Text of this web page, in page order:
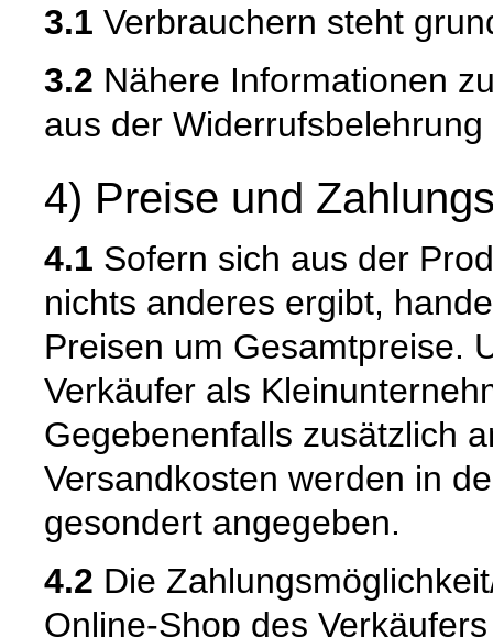
3.1 Verbrauchern steht
3.2 Nähere Informationen
aus der
4) Preise und
4.1 Sofern sich aus der
nichts anderes ergibt,
Preisen um Gesamtpreise.
Verkäufer als
Gegebenenfalls zusätzlich
Versandkosten werden in
gesondert angegeben.
4.2 Die
Online-Shop des